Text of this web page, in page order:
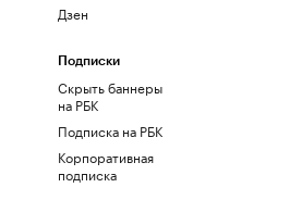
Дзен
Подписки
Скрыть баннеры
на РБК
Подписка на РБК
Корпоративная
подписка